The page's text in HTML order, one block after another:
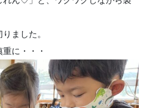
ました。
に・・・